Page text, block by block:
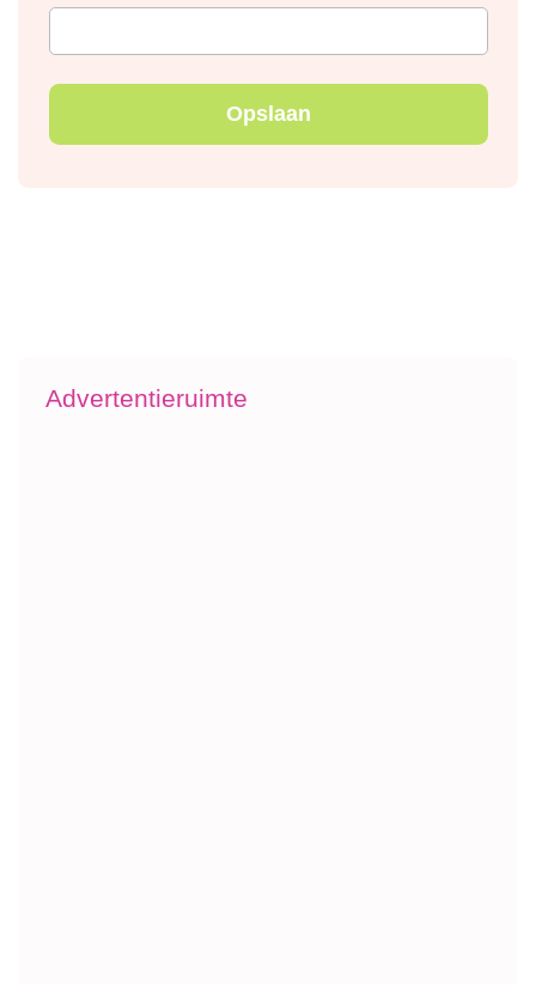
Advertentieruimte